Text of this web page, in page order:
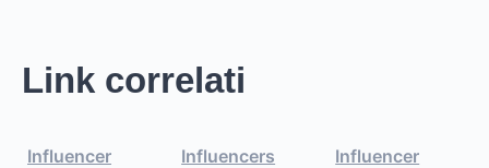
Link correlati
Influencer
Influencers
Influencer